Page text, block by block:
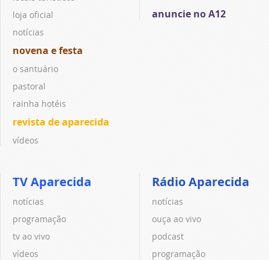
loja oficial
notícias
novena e festa
o santuário
pastoral
rainha hotéis
revista de aparecida
vídeos
anuncie no A12
TV Aparecida
notícias
programação
tv ao vivo
vídeos
Rádio Aparecida
notícias
ouça ao vivo
podcast
programação